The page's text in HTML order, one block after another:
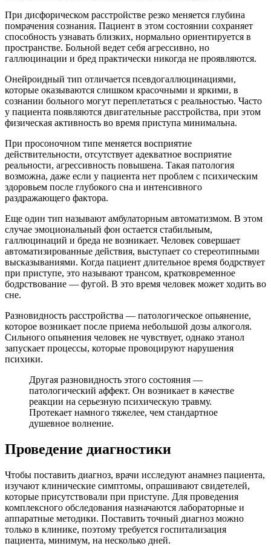
При дисфорическом расстройстве резко меняется глубина
помрачения сознания. Пациент в этом состоянии сохраняет
способность узнавать близких, нормально ориентируется в
пространстве. Больной ведет себя агрессивно, но
галлюцинации и бред практически никогда не проявляются.
Онейроидный тип отличается псевдогаллюцинациями,
которые оказываются слишком красочными и яркими, в
сознании больного могут переплетаться с реальностью. Часто
у пациента появляются двигательные расстройства, при этом
физическая активность во время приступа минимальна.
При просоночном типе меняется восприятие
действительности, отсутствует адекватное восприятие
реальности, агрессивность повышена. Такая патология
возможна, даже если у пациента нет проблем с психическим
здоровьем после глубокого сна и интенсивного
раздражающего фактора.
Еще один тип называют амбулаторным автоматизмом. В этом
случае эмоциональный фон остается стабильным,
галлюцинаций и бреда не возникает. Человек совершает
автоматизированные действия, выступает со стереотипными
высказываниями. Когда пациент длительное время бодрствует
при приступе, это называют трансом, кратковременное
бодрствование — фугой. В это время человек может ходить во
сне.
Разновидность расстройства — патологическое опьянение,
которое возникает после приема небольшой дозы алкоголя.
Сильного опьянения человек не чувствует, однако этанол
запускает процессы, которые провоцируют нарушения
психики.
Другая разновидность этого состояния —
патологический аффект. Он возникает в качестве
реакции на серьезную психическую травму.
Протекает намного тяжелее, чем стандартное
душевное волнение.
Проведение диагностики
Чтобы поставить диагноз, врачи исследуют анамнез пациента,
изучают клинические симптомы, опрашивают свидетелей,
которые присутствовали при приступе. Для проведения
комплексного обследования назначаются лабораторные и
аппаратные методики. Поставить точный диагноз можно
только в клинике, поэтому требуется госпитализация
пациента, минимум, на несколько дней.